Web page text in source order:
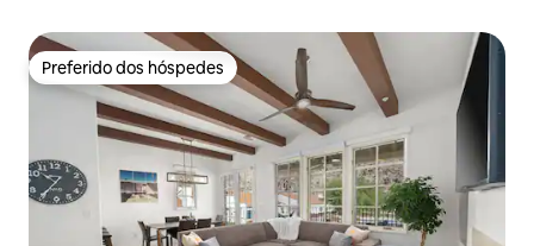
Preferido dos hóspedes
Preferido dos hóspedes